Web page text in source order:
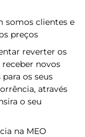
somos clientes e
preços
reverter os
novos
os seus
através
o seu
na MEO